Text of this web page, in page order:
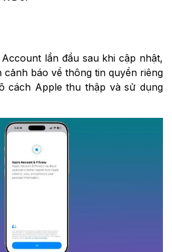
lần đầu sau khi cập nhật,
cảnh báo về thông tin quyền riêng
cách Apple thu thập và sử dụng